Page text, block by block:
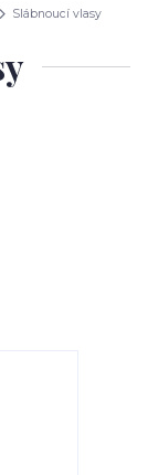
Slábnoucí vlasy